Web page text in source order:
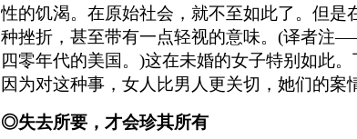
性的饥渴。在原始社会，就不至如此了。但是
种挫折，甚至带有一点轻视的意味。(译者注
四零年代的美国。)这在未婚的女子特别如此
因为对这种事，女人比男人更关切，她们的案
◎失去所要，才会珍其所有